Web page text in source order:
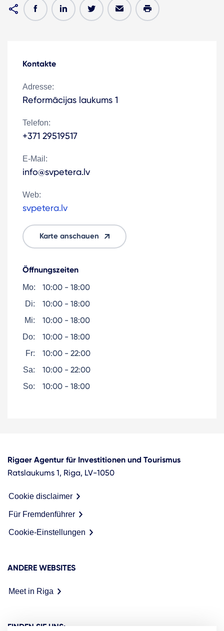
Kontakte
Adresse:
Reformācijas laukums 1
Telefon:
+371 29519517
E-Mail:
info@svpetera.lv
Web:
svpetera.lv
Karte anschauen
Öffnungszeiten
Mo: 10:00 - 18:00
Di: 10:00 - 18:00
Mi: 10:00 - 18:00
Do: 10:00 - 18:00
Fr: 10:00 - 22:00
Sa: 10:00 - 22:00
So: 10:00 - 18:00
Rigaer Agentur für Investitionen und Tourismus
Ratslaukums 1, Riga, LV-1050
Cookie disclaimer
Für Fremdenführer
Cookie-Einstellungen
ANDERE WEBSITES
Meet in Riga
FINDEN SIE UNS: